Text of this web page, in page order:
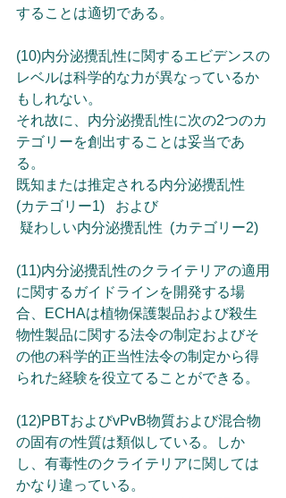
することは適切である。
(10)内分泌攪乱性に関するエビデンスの
レベルは科学的な力が異なっているか
もしれない。
それ故に、内分泌攪乱性に次の2つのカ
テゴリーを創出することは妥当であ
る。
既知または推定される内分泌攪乱性
(カテゴリー1)   および
疑わしい内分泌攪乱性  (カテゴリー2)
(11)内分泌攪乱性のクライテリアの適用
に関するガイドラインを開発する場
合、ECHAは植物保護製品および殺生
物性製品に関する法令の制定およびそ
の他の科学的正当性法令の制定から得
られた経験を役立てることができる。
(12)PBTおよびvPvB物質および混合物
の固有の性質は類似している。しか
し、有毒性のクライテリアに関しては
かなり違っている。